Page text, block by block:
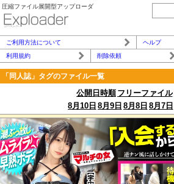
圧縮ファイル展開型アップローダ
ご利用方法について
ヘルプ
利用規約
削除依頼
「同人誌」タグのファイル一覧
公開日時順 フリーファイル
8月10日 8月9日 8月8日 8月7日